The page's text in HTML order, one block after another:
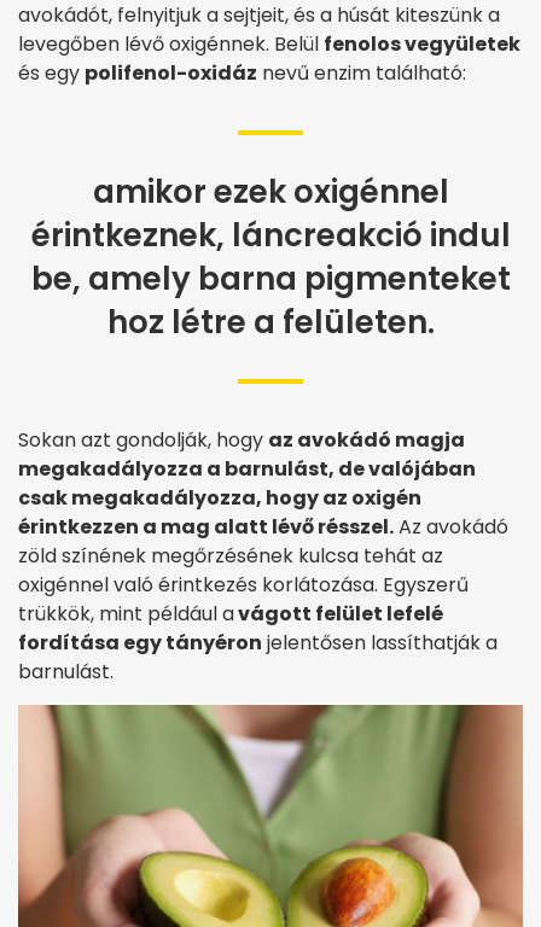
avokádót, felnyitjuk a sejtjeit, és a húsát kiteszünk a
levegőben lévő oxigénnek. Belül fenolos vegyületek
és egy polifenol-oxidáz nevű enzim található:
amikor ezek oxigénnel
érintkeznek, láncreakció indul
be, amely barna pigmenteket
hoz létre a felületen.
Sokan azt gondolják, hogy az avokádó magja
megakadályozza a barnulást, de valójában
csak megakadályozza, hogy az oxigén
érintkezzen a mag alatt lévő résszel.Az avokádó
zöld színének megőrzésének kulcsa tehát az
oxigénnel való érintkezés korlátozása. Egyszerű
trükkök, mint például avágott felület lefelé
fordítása egy tányéron jelentősen lassíthatják a
barnulást.